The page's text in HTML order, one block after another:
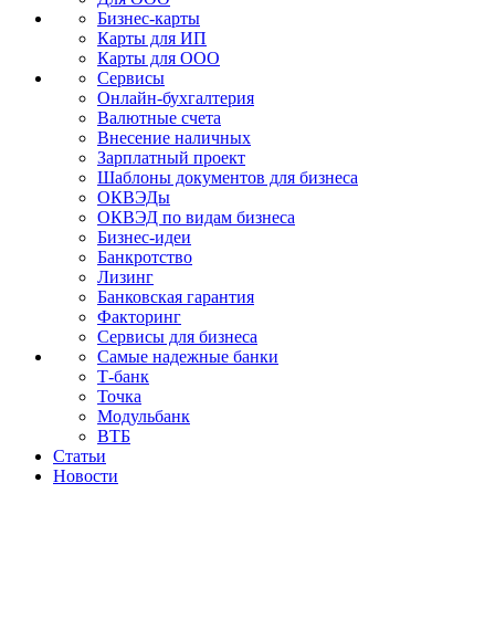
Бизнес-карты
Карты для ИП
Карты для ООО
Сервисы
Онлайн-бухгалтерия
Валютные счета
Внесение наличных
Зарплатный проект
Шаблоны документов для бизнеса
ОКВЭДы
ОКВЭД по видам бизнеса
Бизнес-идеи
Банкротство
Лизинг
Банковская гарантия
Факторинг
Сервисы для бизнеса
Самые надежные банки
Т-банк
Точка
Модульбанк
ВТБ
Статьи
Новости